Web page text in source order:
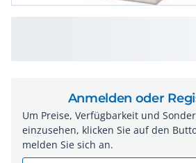
Anmelden oder
Um Preise, Verfügbarkeit und
einzusehen, klicken Sie auf den
melden Sie sich an.